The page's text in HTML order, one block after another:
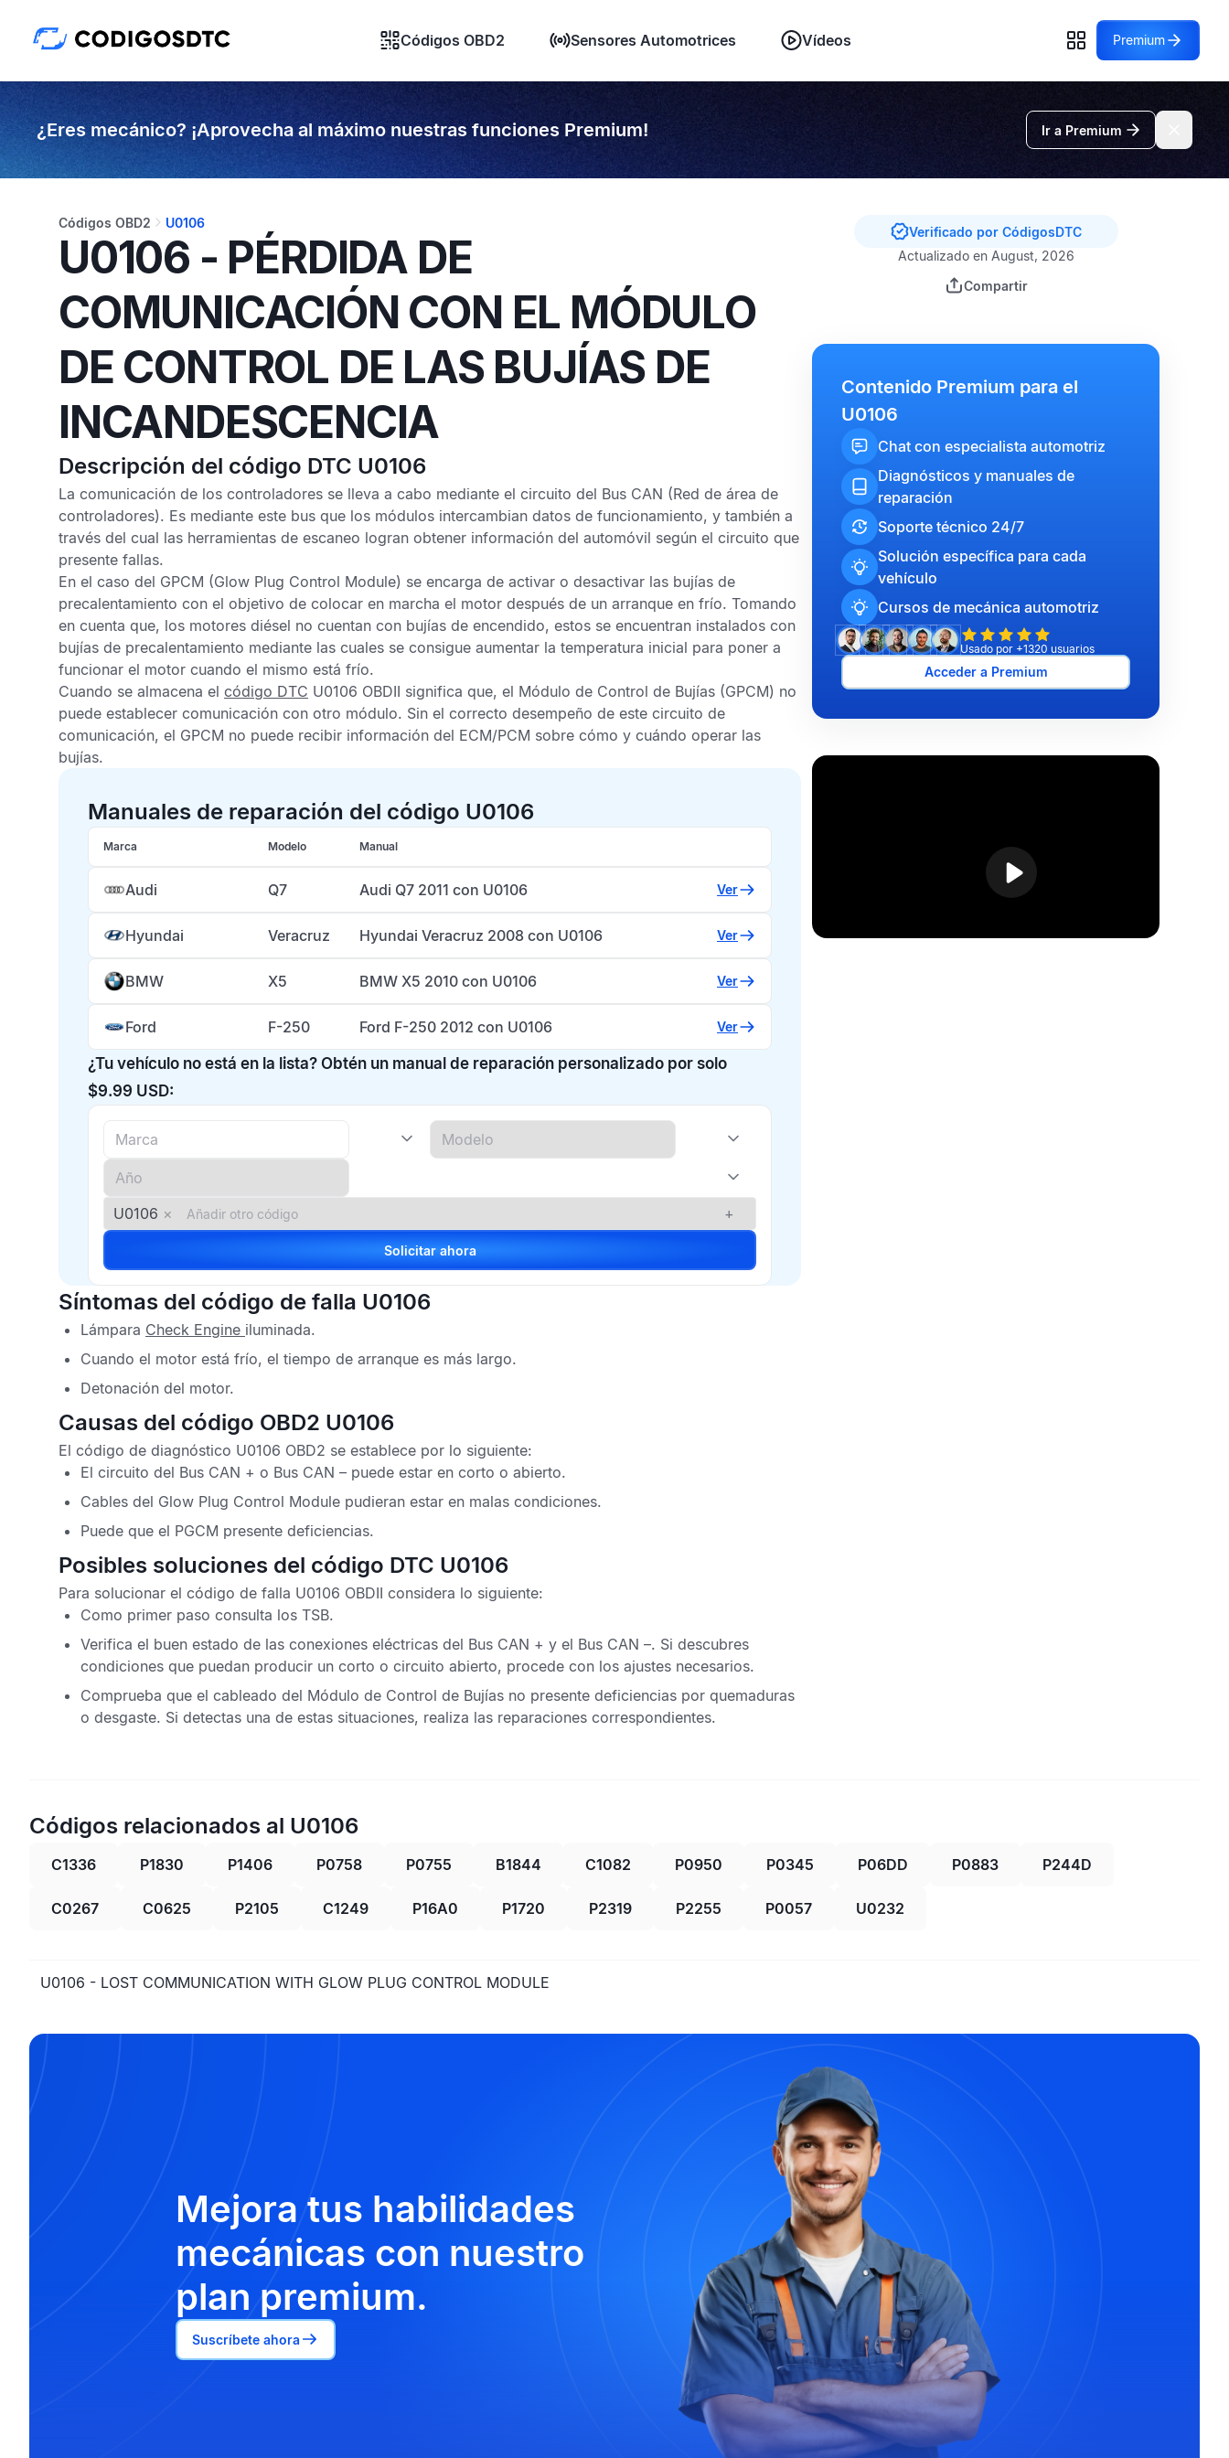
Códigos OBD2 Sensores Automotrices Vídeos Premium
¿Eres mecánico? ¡Aprovecha al máximo nuestras funciones Premium! Ir a Premium
Códigos OBD2 U0106
U0106 - PÉRDIDA DE
COMUNICACIÓN CON EL MÓDULO
DE CONTROL DE LAS BUJÍAS DE
INCANDESCENCIA
Descripción del código DTC U0106
La comunicación de los controladores se lleva a cabo mediante el circuito del Bus CAN (Red de área de
controladores). Es mediante este bus que los módulos intercambian datos de funcionamiento, y también a
través del cual las herramientas de escaneo logran obtener información del automóvil según el circuito que
presente fallas.
En el caso del GPCM (Glow Plug Control Module) se encarga de activar o desactivar las bujías de
precalentamiento con el objetivo de colocar en marcha el motor después de un arranque en frío. Tomando
en cuenta que, los motores diésel no cuentan con bujías de encendido, estos se encuentran instalados con
bujías de precalentamiento mediante las cuales se consigue aumentar la temperatura inicial para poner a
funcionar el motor cuando el mismo está frío.
Cuando se almacena el código DTC U0106 OBDII significa que, el Módulo de Control de Bujías (GPCM) no
puede establecer comunicación con otro módulo. Sin el correcto desempeño de este circuito de
comunicación, el GPCM no puede recibir información del ECM/PCM sobre cómo y cuándo operar las
bujías.
Manuales de reparación del código U0106
Marca Modelo Manual
Audi Q7 Audi Q7 2011 con U0106 Ver
Hyundai Veracruz Hyundai Veracruz 2008 con U0106 Ver
BMW X5 BMW X5 2010 con U0106 Ver
Ford F-250 Ford F-250 2012 con U0106 Ver
¿Tu vehículo no está en la lista? Obtén un manual de reparación personalizado por solo
$9.99 USD:
U0106 × +
Solicitar ahora
Síntomas del código de falla U0106
Lámpara Check Engine iluminada.
Cuando el motor está frío, el tiempo de arranque es más largo.
Detonación del motor.
Causas del código OBD2 U0106
El código de diagnóstico U0106 OBD2 se establece por lo siguiente:
El circuito del Bus CAN + o Bus CAN – puede estar en corto o abierto.
Cables del Glow Plug Control Module pudieran estar en malas condiciones.
Puede que el PGCM presente deficiencias.
Posibles soluciones del código DTC U0106
Para solucionar el código de falla U0106 OBDII considera lo siguiente:
Como primer paso consulta los TSB.
Verifica el buen estado de las conexiones eléctricas del Bus CAN + y el Bus CAN –. Si descubres
condiciones que puedan producir un corto o circuito abierto, procede con los ajustes necesarios.
Comprueba que el cableado del Módulo de Control de Bujías no presente deficiencias por quemaduras
o desgaste. Si detectas una de estas situaciones, realiza las reparaciones correspondientes.
Verificado por CódigosDTC
Actualizado en August, 2026
Compartir
Contenido Premium para el
U0106
Chat con especialista automotriz
Diagnósticos y manuales de
reparación
Soporte técnico 24/7
Solución específica para cada
vehículo
Cursos de mecánica automotriz
Usado por +1320 usuarios
Acceder a Premium
Códigos relacionados al U0106
C1336 P1830 P1406 P0758 P0755 B1844 C1082 P0950 P0345 P06DD P0883 P244D
C0267 C0625 P2105 C1249 P16A0 P1720 P2319 P2255 P0057 U0232
U0106 - LOST COMMUNICATION WITH GLOW PLUG CONTROL MODULE
Mejora tus habilidades
mecánicas con nuestro
plan premium.
Suscríbete ahora